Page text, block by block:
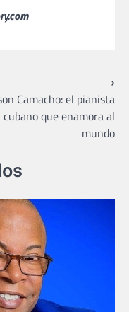
Camacho: el pianista
cubano que enamora al
mundo
⟶